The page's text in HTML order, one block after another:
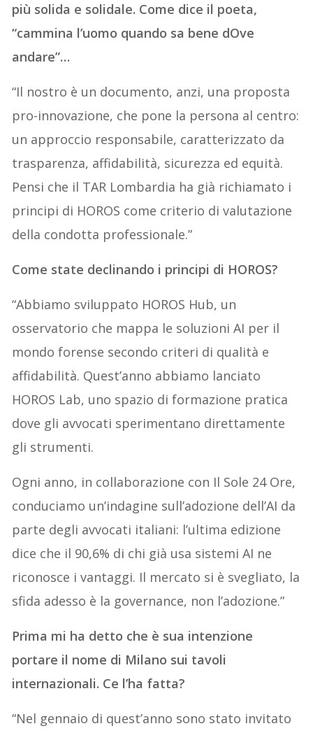
più solida e solidale. Come dice il poeta,
“cammina l’uomo quando sa bene dOve
andare”…
“Il nostro è un documento, anzi, una proposta
pro-innovazione, che pone la persona al centro:
un approccio responsabile, caratterizzato da
trasparenza, affidabilità, sicurezza ed equità.
Pensi che il TAR Lombardia ha già richiamato i
principi di HOROS come criterio di valutazione
della condotta professionale.”
Come state declinando i principi di HOROS?
“Abbiamo sviluppato HOROS Hub, un
osservatorio che mappa le soluzioni AI per il
mondo forense secondo criteri di qualità e
affidabilità. Quest’anno abbiamo lanciato
HOROS Lab, uno spazio di formazione pratica
dove gli avvocati sperimentano direttamente
gli strumenti.
Ogni anno, in collaborazione con Il Sole 24 Ore,
conduciamo un’indagine sull’adozione dell’AI da
parte degli avvocati italiani: l’ultima edizione
dice che il 90,6% di chi già usa sistemi AI ne
riconosce i vantaggi. Il mercato si è svegliato, la
sfida adesso è la governance, non l’adozione.”
Prima mi ha detto che è sua intenzione
portare il nome di Milano sui tavoli
internazionali. Ce l’ha fatta?
“Nel gennaio di quest’anno sono stato invitato